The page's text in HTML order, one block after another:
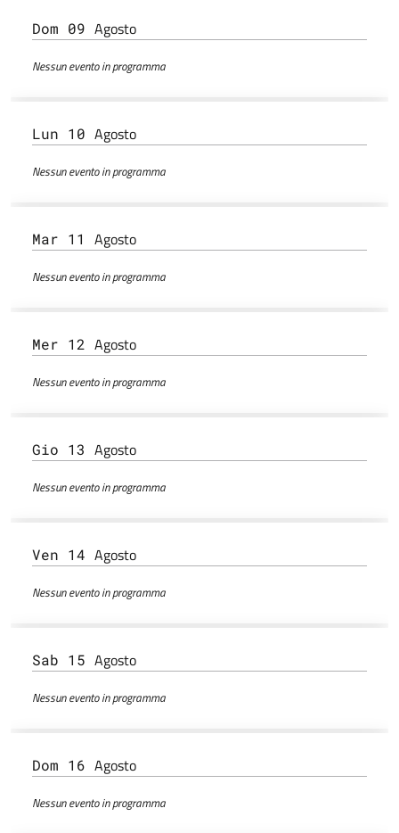
Dom 09 Agosto
Nessun evento in programma
Lun 10 Agosto
Nessun evento in programma
Mar 11 Agosto
Nessun evento in programma
Mer 12 Agosto
Nessun evento in programma
Gio 13 Agosto
Nessun evento in programma
Ven 14 Agosto
Nessun evento in programma
Sab 15 Agosto
Nessun evento in programma
Dom 16 Agosto
Nessun evento in programma